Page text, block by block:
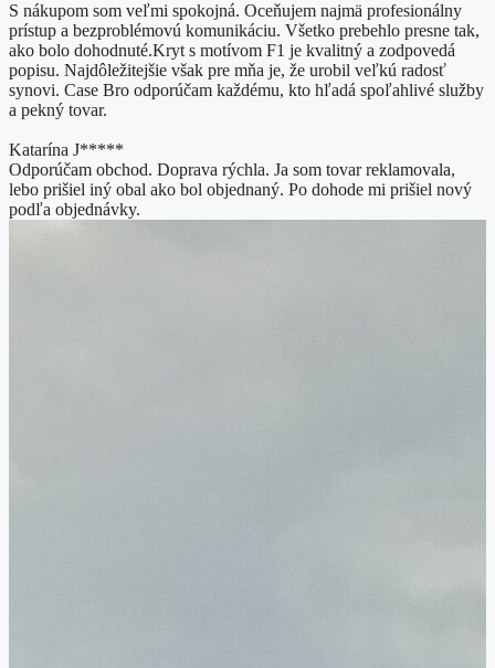
S nákupom som veľmi spokojná. Oceňujem najmä profesionálny
prístup a bezproblémovú komunikáciu. Všetko prebehlo presne tak,
ako bolo dohodnuté. ​Kryt s motívom F1 je kvalitný a zodpovedá
popisu. Najdôležitejšie však pre mňa je, že urobil veľkú radosť
synovi. Case Bro odporúčam každému, kto hľadá spoľahlivé služby
a pekný tovar.
Katarína J*****
Odporúčam obchod. Doprava rýchla. Ja som tovar reklamovala,
lebo prišiel iný obal ako bol objednaný. Po dohode mi prišiel nový
podľa objednávky.